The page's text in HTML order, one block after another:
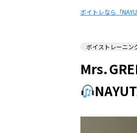
ボイトレなら「
ボイストレーニン
Mrs.